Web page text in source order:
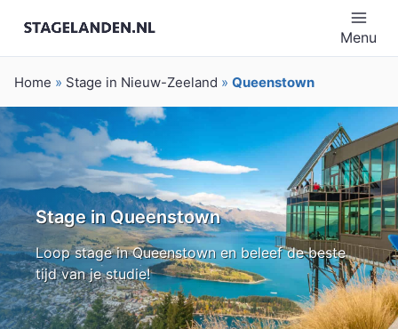
Menu
Home » Stage in Nieuw-Zeeland » Queenstown
Stage in Queenstown
Loop stage in Queenstown en beleef de beste
tijd van je studie!